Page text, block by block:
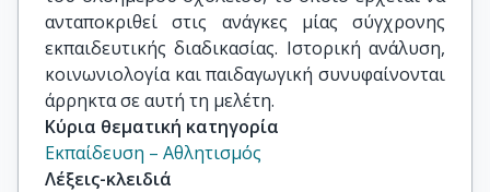
ανταποκριθεί στις ανάγκες μίας σύγχρονης
εκπαιδευτικής διαδικασίας. Ιστορική ανάλυση,
κοινωνιολογία και παιδαγωγική συνυφαίνονται
άρρηκτα σε αυτή τη μελέτη.
Κύρια θεματική κατηγορία
Εκπαίδευση – Αθλητισμός
Λέξεις-κλειδιά